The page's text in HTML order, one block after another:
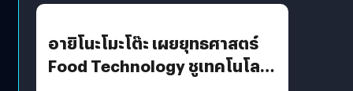
อายิโนะโมะโต๊ะ เผยยุทธศาสตร์
Food Technology ชูเทคโนโลยี